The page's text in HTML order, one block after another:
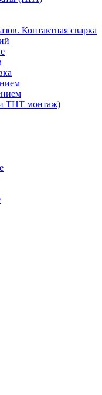
Контактная сварка
THT монтаж)